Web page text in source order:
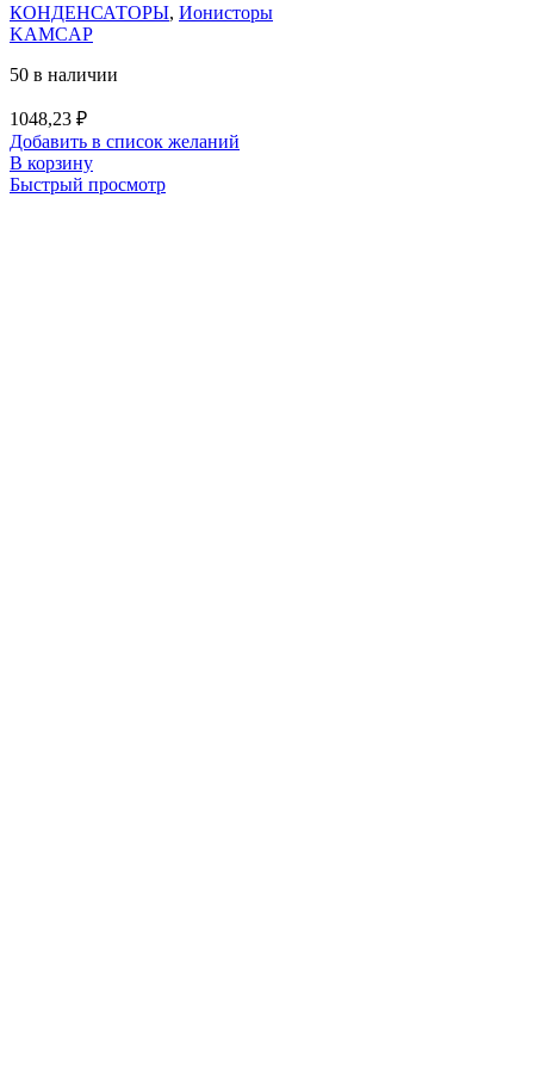
КОНДЕНСАТОРЫ, Ионисторы
KAMCAP
50 в наличии
1048,23 ₽
Добавить в список желаний
В корзину
Быстрый просмотр